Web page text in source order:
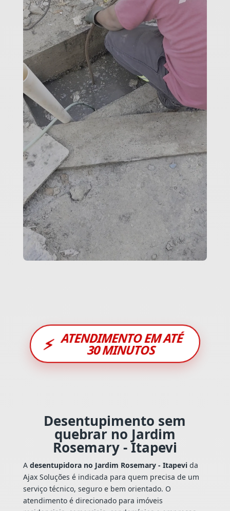
⚡ ATENDIMENTO EM ATÉ
30 MINUTOS
Desentupimento sem
quebrar no Jardim
Rosemary - Itapevi
A desentupidora no Jardim Rosemary - Itapevida
Ajax Soluções é indicada para quem precisa de um
serviço técnico, seguro e bem orientado. O
atendimento é direcionado para imóveis